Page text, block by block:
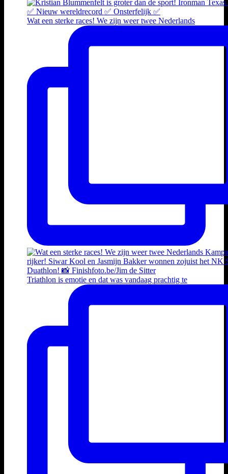
Wat een sterke races! We zijn weer twee Nederlands
Triathlon is emotie en dat was vandaag prachtig te